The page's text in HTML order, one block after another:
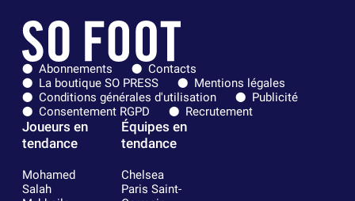
Abonnements
Contacts
La boutique SO PRESS
Mentions légales
Conditions générales d'utilisation
Publicité
Consentement RGPD
Recrutement
Joueurs en
tendance
Mohamed
Salah
Équipes en
tendance
Chelsea
Paris Saint-